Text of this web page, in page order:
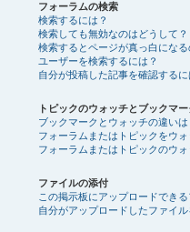
フォーラムの検索
検索するには？
検索しても無効なのはどうして？
検索するとページが真っ白になる
ユーザーを検索するには？
自分が投稿した記事を確認するに
トピックのウォッチとブックマー
ブックマークとウォッチの違いは
フォーラムまたはトピックをウォ
フォーラムまたはトピックのウ
ファイルの添付
この掲示板にアップロードでき
自分がアップロードしたファイル